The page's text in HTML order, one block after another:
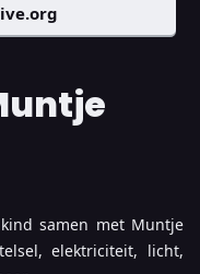
samen met Muntje
elektriciteit, licht,